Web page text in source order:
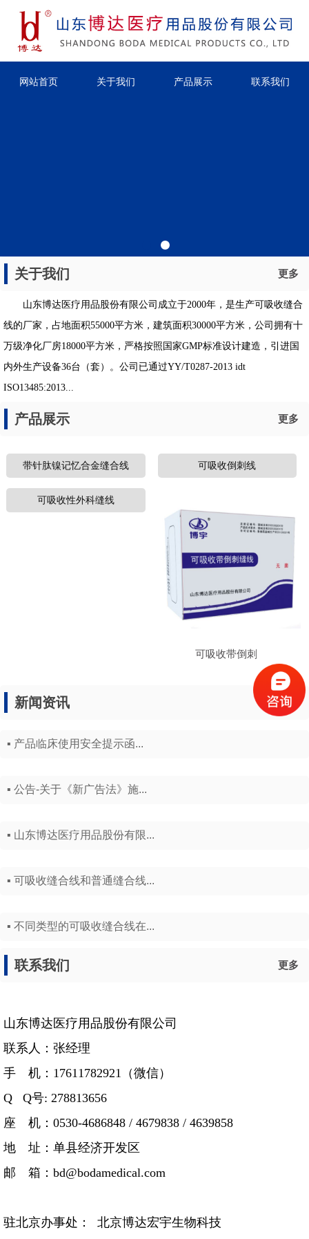
网站首页 关于我们 产品展示 联系我们
关于我们 更多
山东博达医疗用品股份有限公司成立于2000年，是生产可吸收缝合
线的厂家，占地面积55000平方米，建筑面积30000平方米，公司拥有十
万级净化厂房18000平方米，严格按照国家GMP标准设计建造，引进国
内外生产设备36台（套）。公司已通过YY/T0287-2013 idt
ISO13485:2013...
产品展示 更多
带针肽镍记忆合金缝合线 可吸收倒刺线
可吸收性外科缝线
可吸收带倒刺
新闻资讯 更多
▪ 产品临床使用安全提示函...
▪ 公告-关于《新广告法》施...
▪ 山东博达医疗用品股份有限...
▪ 可吸收缝合线和普通缝合线...
▪ 不同类型的可吸收缝合线在...
联系我们 更多
山东博达医疗用品股份有限公司
联系人：张经理
手 机：17611782921（微信）
Q Q号: 278813656
座 机：0530-4686848 / 4679838 / 4639858
地 址：单县经济开发区
邮 箱：bd@bodamedical.com
驻北京办事处： 北京博达宏宇生物科技